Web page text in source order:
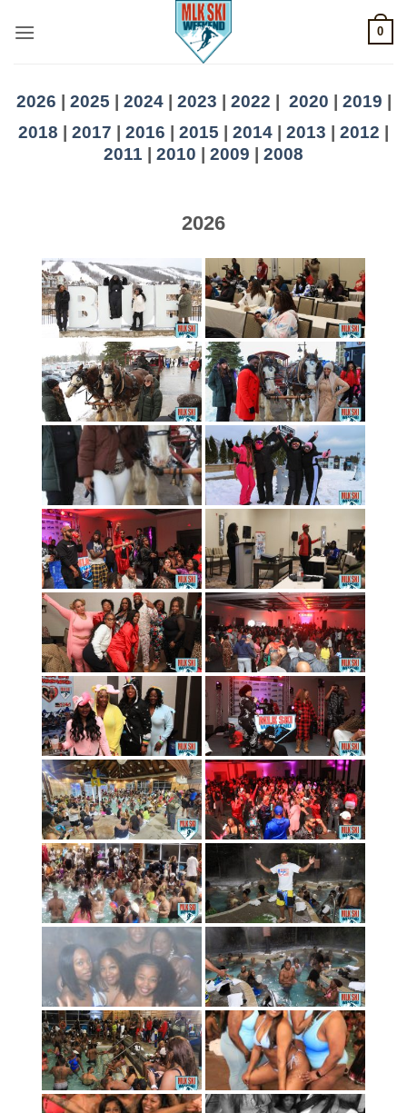
0
2026 2025 2024| 2023 2022 2020 2019
2018 | 2017 | 2016 | 2015 | 2014 | 2013 | 2012 |
2011 | 2010 | 2009 | 2008
2026